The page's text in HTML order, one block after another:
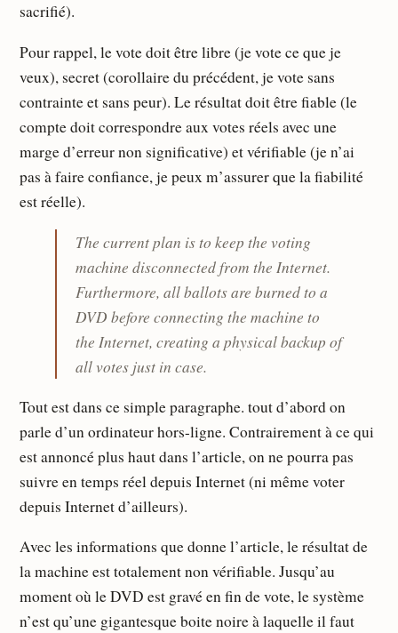
sacrifié).
Pour rappel, le vote doit être libre (je vote ce que je
veux), secret (corollaire du précédent, je vote sans
contrainte et sans peur). Le résultat doit être fiable (le
compte doit correspondre aux votes réels avec une
marge d’erreur non significative) et vérifiable (je n’ai
pas à faire confiance, je peux m’assurer que la fiabilité
est réelle).
The current plan is to keep the voting
machine disconnected from the Internet.
Furthermore, all ballots are burned to a
DVD before connecting the machine to
the Internet, creating a physical backup of
all votes just in case.
Tout est dans ce simple paragraphe. tout d’abord on
parle d’un ordinateur hors-ligne. Contrairement à ce qui
est annoncé plus haut dans l’article, on ne pourra pas
suivre en temps réel depuis Internet (ni même voter
depuis Internet d’ailleurs).
Avec les informations que donne l’article, le résultat de
la machine est totalement non vérifiable. Jusqu’au
moment où le DVD est gravé en fin de vote, le système
n’est qu’une gigantesque boite noire à laquelle il faut